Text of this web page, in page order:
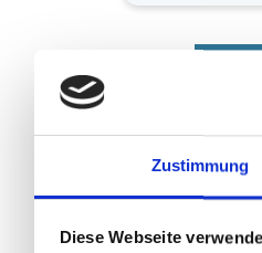
Zustimmung
Diese Webseite
Dann kann dieses
werden.